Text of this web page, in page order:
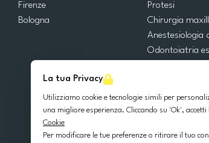
La tua Privacy
Utilizziamo cookie e tecnologie simili per
una migliore esperienza. Cliccando su 'Ok', accetti
Cookie
Per modificare le tue preferenze o ritirare il tuo
Firenze
Bologna
Protesi
Chirurgia
Anestesiologia
Odontoiatria
Odontoiatria
Chirurgia orale
Parodontologia